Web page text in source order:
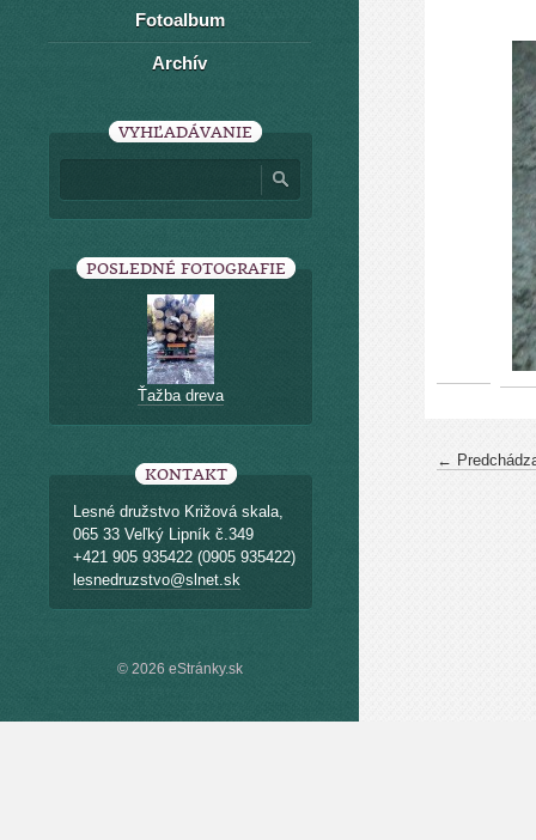
←
Fotoalbum
Archív
VYHĽADÁVANIE
POSLEDNÉ FOTOGRAFIE
Ťažba dreva
KONTAKT
Lesné družstvo Križová skala,
065 33 Veľký Lipník č.349
+421 905 935422 (0905 935422)
lesnedruzstvo@slnet.sk
© 2026 eStránky.sk